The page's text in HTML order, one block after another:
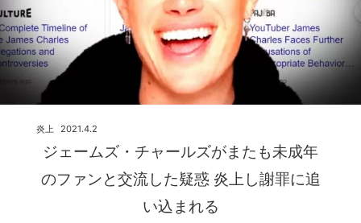
ジェームズ・チャールズがまたも未成年
のファンと交流した疑惑 炎上し謝罪に追
い込まれる
2021.4.2
炎上